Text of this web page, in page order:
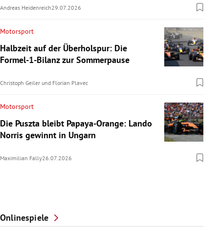
Andreas Heidenreich29.07.2026
Motorsport
Halbzeit auf der Überholspur: Die
Formel-1-Bilanz zur Sommerpause
Christoph Geiler und Florian Plavec
Motorsport
Die Puszta bleibt Papaya-Orange: Lando
Norris gewinnt in Ungarn
Maximilian Fally26.07.2026
Onlinespiele